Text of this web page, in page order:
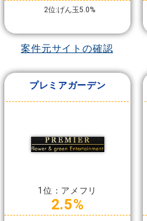
2位:げん玉5.0%
案件元サイトの確認
プレミアガーデン
1位：アメフリ
2.5%